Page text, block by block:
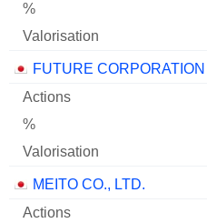
FUTURE CORPORATION
MEITO CO., LTD.